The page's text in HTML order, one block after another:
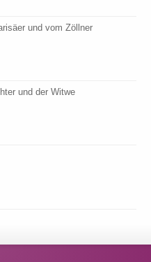
und vom Zöllner
und der Witwe